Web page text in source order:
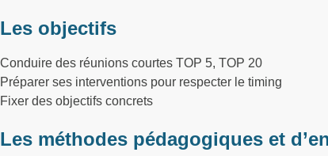
Les objectifs
Conduire des réunions courtes TOP 5, TOP 20
Préparer ses interventions pour respecter le timing
Fixer des objectifs concrets
Les méthodes pédagogiques et